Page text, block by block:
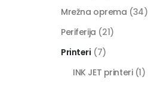
Mrežna oprema (34)
Periferija (21)
Printeri (7)
INK JET printeri (1)